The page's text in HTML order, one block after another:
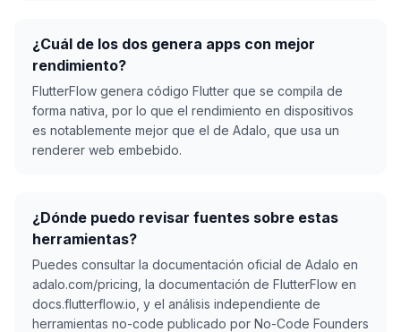
¿Cuál de los dos genera apps con mejor
rendimiento?
FlutterFlow genera código Flutter que se compila de
forma nativa, por lo que el rendimiento en dispositivos
es notablemente mejor que el de Adalo, que usa un
renderer web embebido.
¿Dónde puedo revisar fuentes sobre estas
herramientas?
Puedes consultar la documentación oficial de Adalo en
adalo.com/pricing, la documentación de FlutterFlow en
docs.flutterflow.io, y el análisis independiente de
herramientas no-code publicado por No-Code Founders